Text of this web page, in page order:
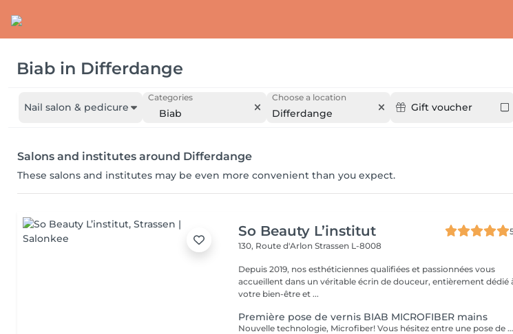
Biab in Differdange
Nail salon & pedicure
Categories
Biab
Choose a location
Differdange Gift voucher
Salons and institutes around Differdange
These salons and institutes may be even more convenient than you expect.
So Beauty L’institut
130, Route d'ArlonStrassen L-8008
Depuis 2019, nos esthéticiennes qualifiées et passionnées vous
accueillent dans un véritable écrin de douceur, entièrement dédié
votre bien-être et ...
Première pose de vernis BIAB MICROFIBER mains
Nouvelle technologie, Microfiber! Vous hésitez entre une pose de vernis permanent et la manucure gel ? Vos ongles sont cassants, mous, rongés et fragilisés par les poses du gel ou du semi-permanent ? Vous ne parvenez pas à garder une jolie longueur ? Contrairement au gel semi-permanent, le BIAB est dépourvu d'actifs chimiques susceptibles d'abîmer les ongles et est certifié vegan et cruelty-free. Découvrez votre nouvelle manucure chouchou: Le BIAB. Un traitement sain et efficace pour renforcer vos ongles et leur offrir une nouvelle santé! Enrichi en fibres synthétiques pour la résistance et la flexibilité, en vitamine E et calcium pour les soigner, le BIAB vous apporte une très bonne adhérence même sur les ongles difficiles. Grâce à sa couche de base extra forte et durable, le BIAB vous apportera une tenue de 3 à 4 semaines.